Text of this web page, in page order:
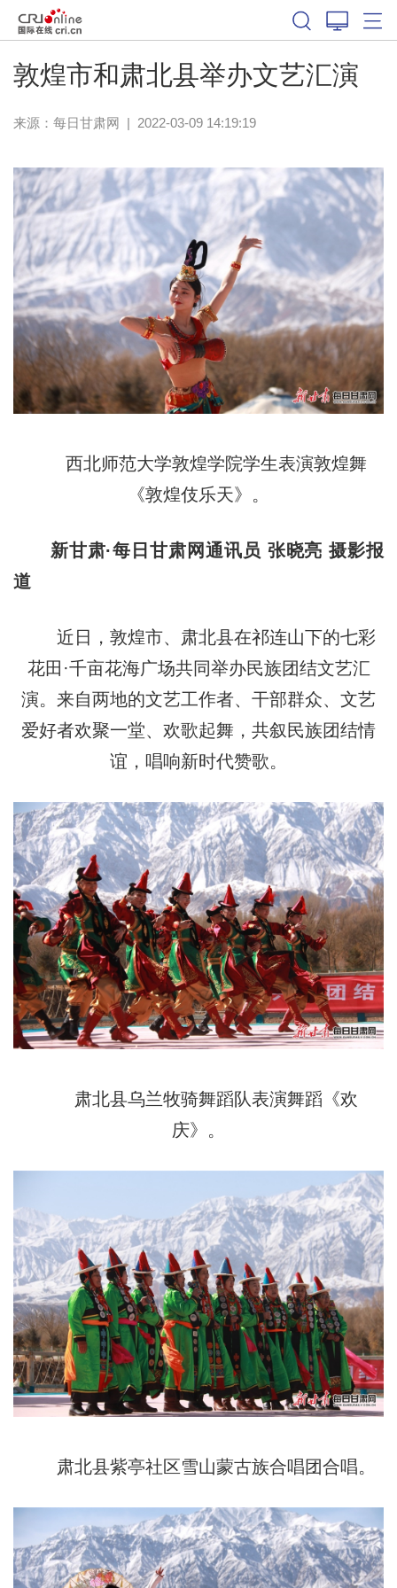
敦煌市和肃北县举办文艺汇演
来源： 每日甘肃网 | 2022-03-09 14:19:19
西北师范大学敦煌学院学生表演敦煌舞
《敦煌伎乐天》。
新甘肃·每日甘肃网通讯员 张晓亮 摄影报
道
近日，敦煌市、肃北县在祁连山下的七彩
花田·千亩花海广场共同举办民族团结文艺汇
演。来自两地的文艺工作者、干部群众、文艺
爱好者欢聚一堂、欢歌起舞，共叙民族团结情
谊，唱响新时代赞歌。
肃北县乌兰牧骑舞蹈队表演舞蹈《欢
庆》。
肃北县紫亭社区雪山蒙古族合唱团合唱。